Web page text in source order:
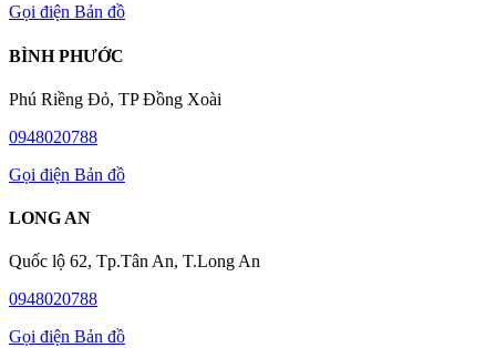
Gọi điện Bản đồ
BÌNH PHƯỚC
Phú Riềng Đỏ, TP Đồng Xoài
0948020788
Gọi điện Bản đồ
LONG AN
Quốc lộ 62, Tp.Tân An, T.Long An
0948020788
Gọi điện Bản đồ